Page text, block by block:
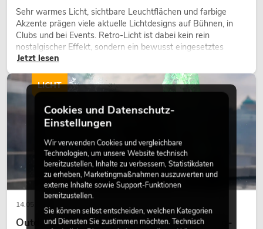
Sehr warmes Licht, sichtbare Leuchtflächen und farbige
Akzente prägen viele aktuelle Lichtdesigns auf Bühnen, in
Clubs und bei Events. Retro-Licht ist dabei kein rein
nostalgischer Effekt, sondern ein bewusst eingesetztes
Gestaltungsmittel: Es schafft Atmosphäre, gibt Szenen
wirken lassen.
Jetzt lesen
14.05.2026
Outdoor Moving-Heads: Wetterfeste Moving-
LICHT
Cookies und Datenschutz-
Einstellungen
Wir verwenden Cookies und vergleichbare
Technologien, um unsere Website technisch
bereitzustellen, Inhalte zu verbessern, Statistikdaten
zu erheben, Marketingmaßnahmen auszuwerten und
externe Inhalte sowie Support-Funktionen
bereitzustellen.
Sie können selbst entscheiden, welchen Kategorien
und Diensten Sie zustimmen möchten. Technisch